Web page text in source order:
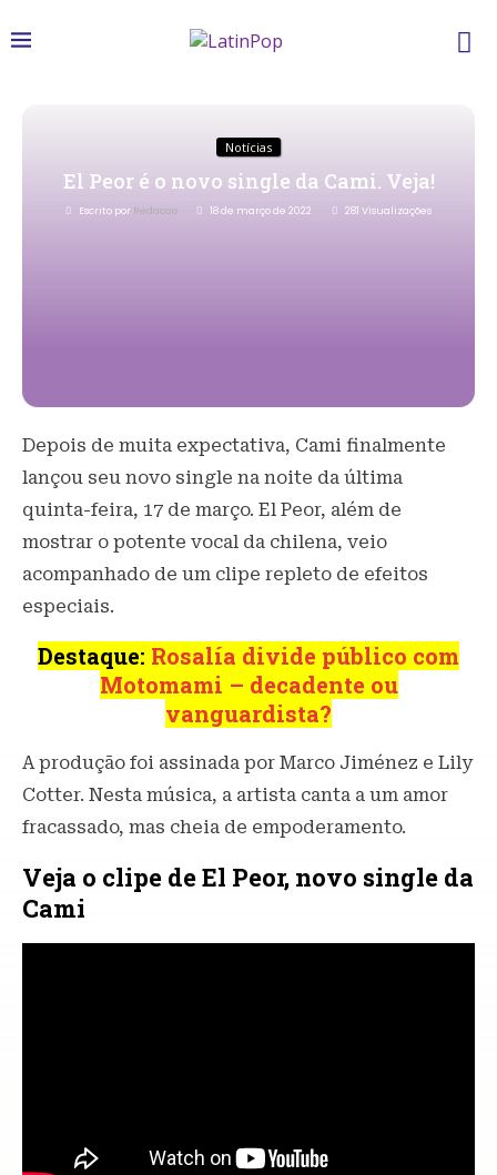
Notícias
El Peor é o novo single da Cami. Veja!
Escrito por Redacao 18 de março de 2022 281 Visualizações
Depois de muita expectativa, Cami finalmente
lançou seu novo single na noite da última
quinta-feira, 17 de março. El Peor, além de
mostrar o potente vocal da chilena, veio
acompanhado de um clipe repleto de efeitos
especiais.
Destaque: Rosalía divide público com
Motomami – decadente ou
vanguardista?
A produção foi assinada por Marco Jiménez e Lily
Cotter. Nesta música, a artista canta a um amor
fracassado, mas cheia de empoderamento.
Veja o clipe de El Peor, novo single da
Cami